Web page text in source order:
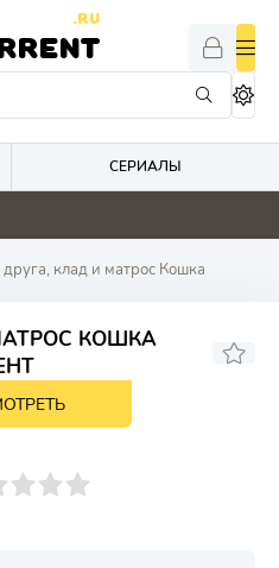
.RU
СЕРИАЛЫ
4.9 4.8
друга, клад и матрос Кошка
КОШКА